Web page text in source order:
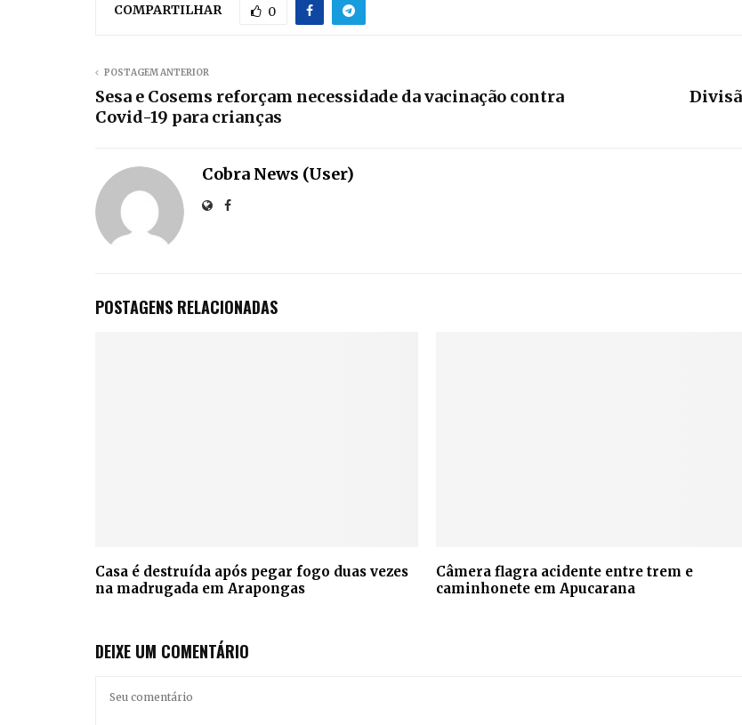
COMPARTILHAR 0
POSTAGEM ANTERIOR
Sesa e Cosems reforçam necessidade da vacinação contra
Covid-19 para crianças
Cobra News (User)
POSTAGENS RELACIONADAS
Casa é destruída após pegar fogo duas vezes
na madrugada em Arapongas
Câmera flagra acidente entre trem e
caminhonete em Apucarana
DEIXE UM COMENTÁRIO